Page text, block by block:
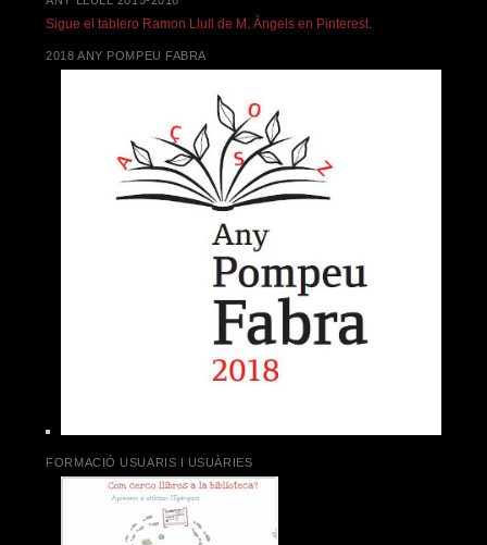
Sigue el tablero Ramon Llull de M. Àngels en Pinterest.
2018 ANY POMPEU FABRA
FORMACIÓ USUARIS I USUÀRIES